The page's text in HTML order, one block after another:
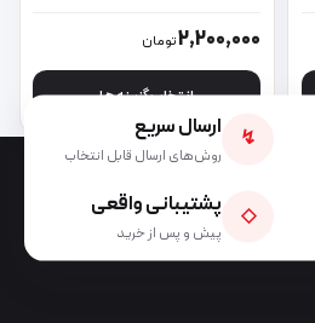
می باشد. گزینه ها ممکن است در
2,200,000تومان
انتخاب گزینه ها
این محصول دارای انواع مختلفی
↯ ارسال سریع
روش‌های ارسال قابل انتخاب
◇ پشتیبانی واقعی
پیش و پس از خرید